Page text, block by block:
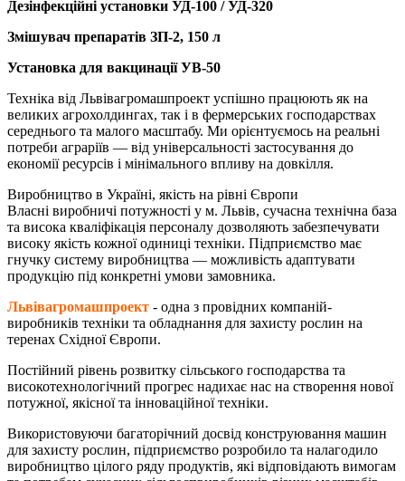
Дезінфекційні установки УД-100 / УД-320
Змішувач препаратів ЗП-2, 150 л
Установка для вакцинації УВ-50
Техніка від Львівагромашпроект успішно працюють як на
великих агрохолдингах, так і в фермерських господарствах
середнього та малого масштабу. Ми орієнтуємось на реальні
потреби аграріїв — від універсальності застосування до
економії ресурсів і мінімального впливу на довкілля.
Виробництво в Україні, якість на рівні Європи
Власні виробничі потужності у м. Львів, сучасна технічна база
та висока кваліфікація персоналу дозволяють забезпечувати
високу якість кожної одиниці техніки. Підприємство має
гнучку систему виробництва — можливість адаптувати
продукцію під конкретні умови замовника.
Львівагромашпроект - одна з провідних компаній-
виробників техніки та обладнання для захисту рослин на
теренах Східної Європи.
Постійний рівень розвитку сільського господарства та
високотехнологічний прогрес надихає нас на створення нової
потужної, якісної та інноваційної техніки.
Використовуючи багаторічний досвід конструювання машин
для захисту рослин, підприємство розробило та налагодило
виробництво цілого ряду продуктів, які відповідають вимогам